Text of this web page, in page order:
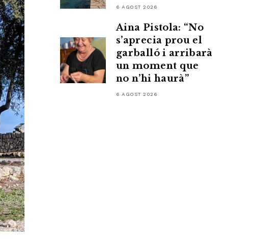
6 AGOST 2026
Aina Pistola: “No
s’aprecia prou el
garballó i arribarà
un moment que
no n’hi haurà”
6 AGOST 2026